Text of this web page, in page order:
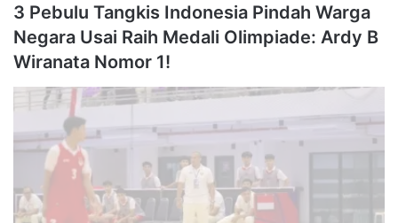
3 Pebulu Tangkis Indonesia Pindah Warga
Negara Usai Raih Medali Olimpiade: Ardy B
Wiranata Nomor 1!